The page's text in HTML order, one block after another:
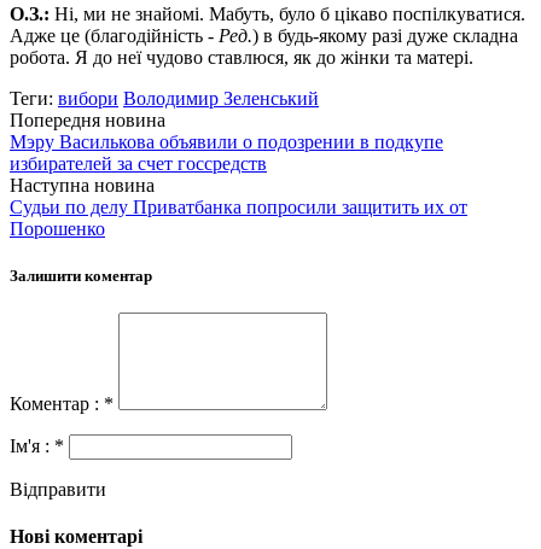
О.З.: Ні, ми не знайомі. Мабуть, було б цікаво поспілкуватися.
Адже це (благодійність - Ред.) в будь-якому разі дуже складна
робота. Я до неї чудово ставлюся, як до жінки та матері.
Теги: вибори Володимир Зеленський
Попередня новина
Мэру Василькова объявили о подозрении в подкупе
избирателей за счет госсредств
Наступна новина
Судьи по делу Приватбанка попросили защитить их от
Порошенко
Залишити коментар
Коментар : *
Ім'я : *
Відправити
Нові коментарі